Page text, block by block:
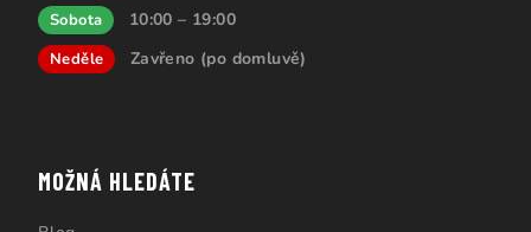
Sobota 10:00 – 19:00
Neděle Zavřeno (po domluvě)
MOŽNÁ HLEDÁTE